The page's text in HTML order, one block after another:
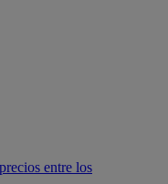
entre los